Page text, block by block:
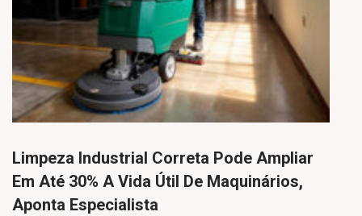
Limpeza Industrial Correta Pode Ampliar
Em Até 30% A Vida Útil De Maquinários,
Aponta Especialista